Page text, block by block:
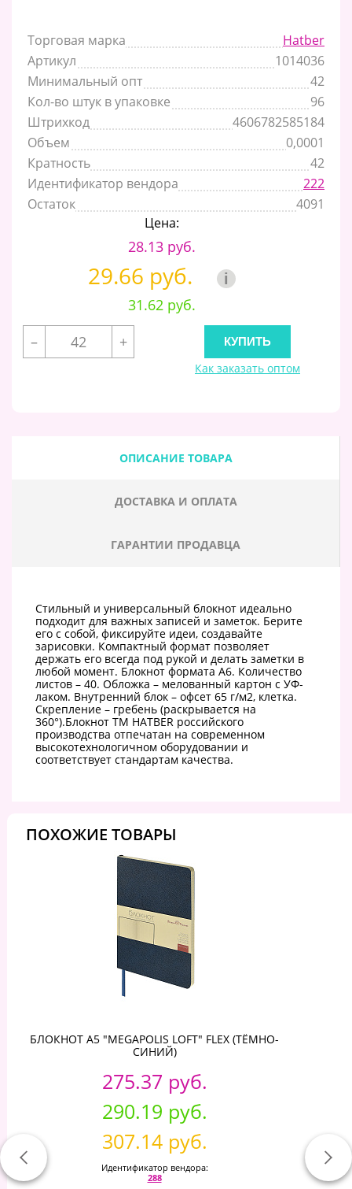
Торговая марка
Hatber
Артикул
1014036
Минимальный опт
42
Кол-во штук в упаковке
96
Штрихкод
4606782585184
Объем
0,0001
Кратность
42
Идентификатор вендора
222
Остаток
4091
Цена:
28.13 руб.
29.66 руб. i
31.62 руб.
–
+
Как заказать оптом
ОПИСАНИЕ ТОВАРА
ДОСТАВКА И ОПЛАТА
ГАРАНТИИ ПРОДАВЦА
Стильный и универсальный блокнот идеально
подходит для важных записей и заметок. Берите
его с собой, фиксируйте идеи, создавайте
зарисовки. Компактный формат позволяет
держать его всегда под рукой и делать заметки в
любой момент. Блокнот формата А6. Количество
листов – 40. Обложка – мелованный картон с УФ-
лаком. Внутренний блок – офсет 65 г/м2, клетка.
Скрепление – гребень (раскрывается на
360°).Блокнот ТМ HATBER российского
производства отпечатан на современном
высокотехнологичном оборудовании и
соответствует стандартам качества.
ПОХОЖИЕ ТОВАРЫ
БЛОКНОТ А5 "MEGAPOLIS LOFT" FLEX (ТЁМНО-
СИНИЙ)
275.37 руб.
290.19 руб.
307.14 руб.
Идентификатор вендора:
288